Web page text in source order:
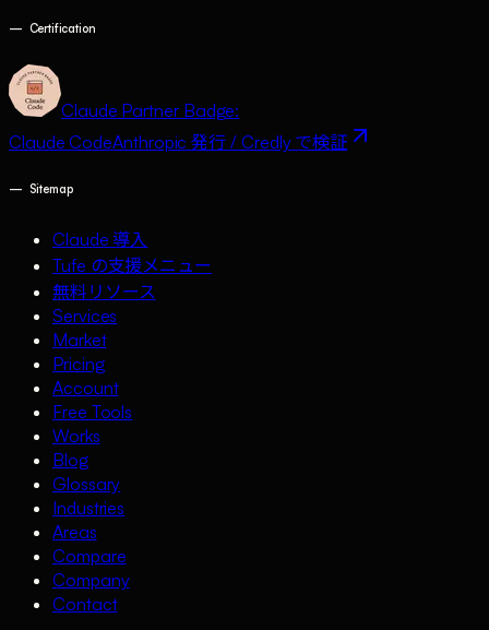
— Certification
Claude Partner Badge:
Claude CodeAnthropic 発行 / Credly で検証
— Sitemap
Claude 導入
Tufe の支援メニュー
無料リソース
Services
Market
Pricing
Account
Free Tools
Works
Blog
Glossary
Industries
Areas
Compare
Company
Contact